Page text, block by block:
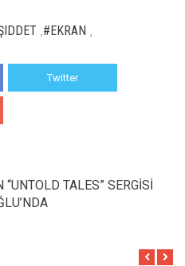
#EKRAN
Twitter
“UNTOLD TALES” SERGİSİ